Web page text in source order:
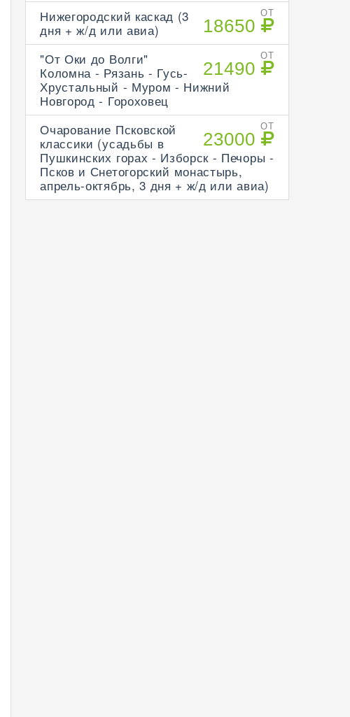
ОТ
18650
Нижегородский каскад (3
дня + ж/д или авиа)
ОТ
21490
"От Оки до Волги"
Коломна - Рязань - Гусь-
Хрустальный - Муром - Нижний
Новгород - Гороховец
ОТ
23000
Очарование Псковской
классики (усадьбы в
Пушкинских горах - Изборск - Печоры -
Псков и Снетогорский монастырь,
апрель-октябрь, 3 дня + ж/д или авиа)